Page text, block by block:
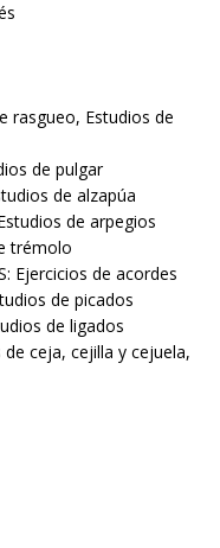
rasgueo, Estudios de
de pulgar
de alzapúa
de arpegios
trémolo
Ejercicios de acordes
de picados
de ligados
de ceja, cejilla y cejuela,